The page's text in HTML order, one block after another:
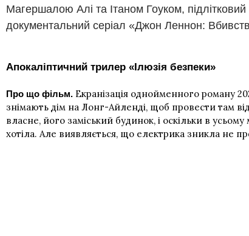
Магершалою Алі та Ітаном Гоуком,
документальний серіал «Джон Леннон:
Апокаліптичний трилер «Ілюзія безпеки»
Про що фільм. Екранізація однойменного роману
знімають дім на Лонг-Айленді, щоб провести там
власне, його заміський будинок, і оскільки в
хотіла. Але виявляється, що електрика зникла не